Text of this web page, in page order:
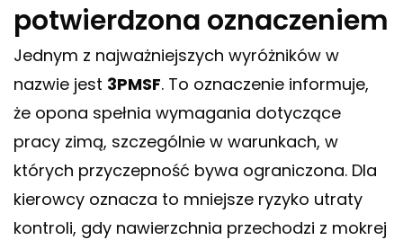
potwierdzona oznaczeniem
Jednym z najważniejszych wyróżników w
nazwie jest 3PMSF. To oznaczenie informuje,
że opona spełnia wymagania dotyczące
pracy zimą, szczególnie w warunkach, w
których przyczepność bywa ograniczona. Dla
kierowcy oznacza to mniejsze ryzyko utraty
kontroli, gdy nawierzchnia przechodzi z mokrej